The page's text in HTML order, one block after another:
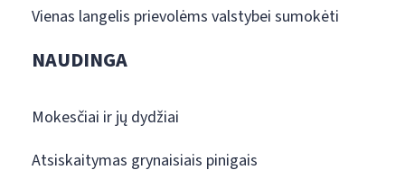
Vienas langelis prievolėms valstybei sumokėti
NAUDINGA
Mokesčiai ir jų dydžiai
Atsiskaitymas grynaisiais pinigais